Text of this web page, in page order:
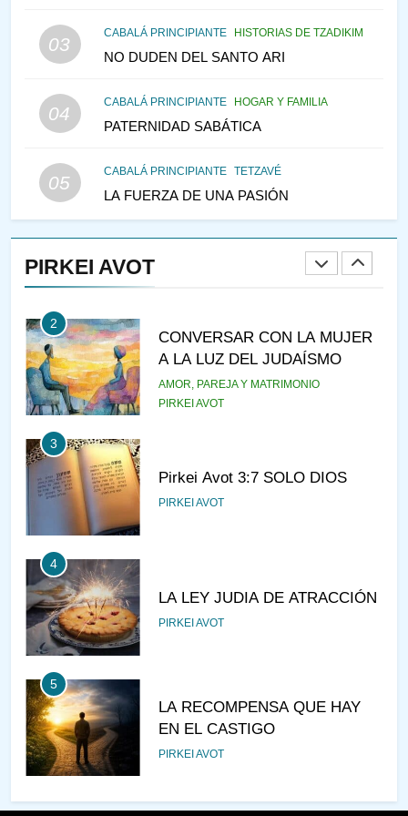
03
CABALÁ PRINCIPIANTE HISTORIAS DE TZADIKIM
NO DUDEN DEL SANTO ARI
04
CABALÁ PRINCIPIANTE HOGAR Y FAMILIA
PATERNIDAD SABÁTICA
05
CABALÁ PRINCIPIANTE TETZAVÉ
LA FUERZA DE UNA PASIÓN
PIRKEI AVOT
VEAMOS ¿POR QUÉ
IEHOSHÚA? Y LA QUEJA DE
1
RAZI ¿QUIÉN ES SABIO?
2
CONVERSAR CON LA MUJER
A LA LUZ DEL JUDAÍSMO
AMOR, PAREJA Y MATRIMONIO
PIRKEI AVOT
3
Pirkei Avot 3:7 SOLO DIOS
PIRKEI AVOT
4
LA LEY JUDIA DE ATRACCIÓN
PIRKEI AVOT
5
LA RECOMPENSA QUE HAY
EN EL CASTIGO
PIRKEI AVOT
6